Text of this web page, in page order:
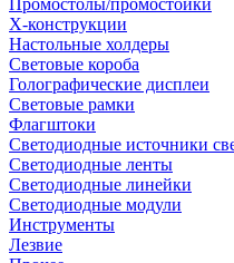
Х-конструкции
Настольные холдеры
Световые короба
Голографические дисплеи
Световые рамки
Флагштоки
Светодиодные источники
Светодиодные ленты
Светодиодные линейки
Светодиодные модули
Инструменты
Лезвие